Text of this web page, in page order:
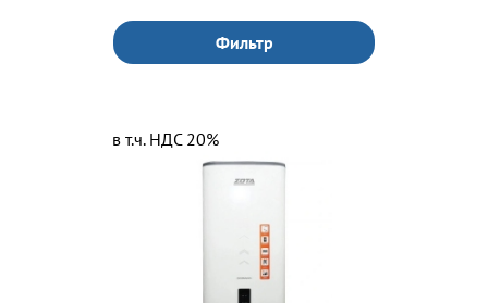
Фильтр
в т.ч. НДС 20%